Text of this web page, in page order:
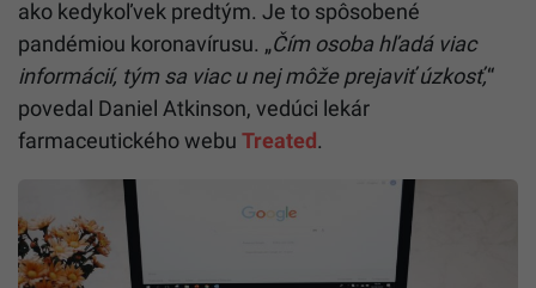
ako kedykoľvek predtým. Je to spôsobené
pandémiou koronavírusu. „Čím osoba hľadá viac
informácií, tým sa viac u nej môže prejaviť úzkosť,“
povedal Daniel Atkinson, vedúci lekár
farmaceutického webu Treated.